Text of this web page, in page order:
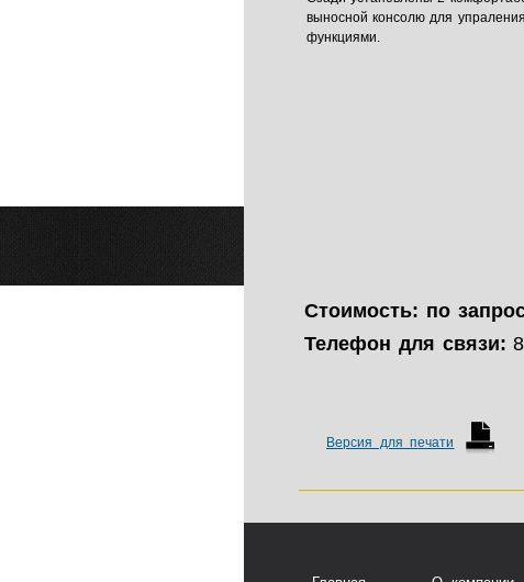
выносной консолю для
функциями.
Стоимость: по
Телефон для связи:
Версия для печати